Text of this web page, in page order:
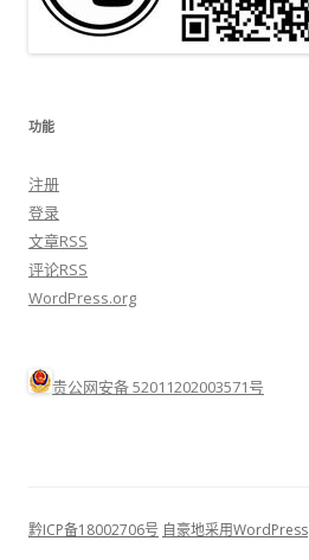
功能
注册
登录
文章RSS
评论RSS
WordPress.org
贵公网安备 52011202003571号
黔ICP备18002706号 自豪地采用WordPress